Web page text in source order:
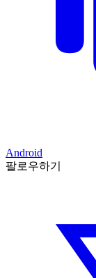
Android
팔로우하기